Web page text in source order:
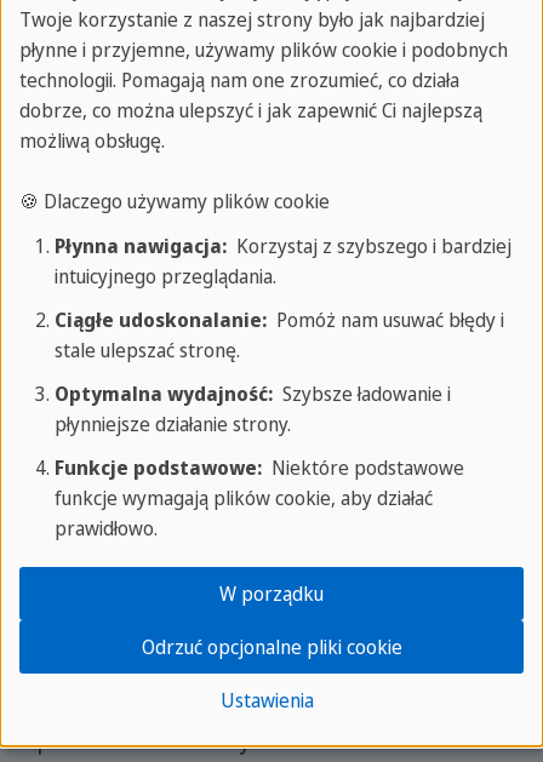
Londyn
Brighton
Barcelona
Frankfurt
Zasoby
Magazyn
Przewodniki turystyczne
Przewodniki edukacyjne
Testy online
Katalogi
Popularne wśród młodzieży
Obozy językowe za granicą
Obozy językowe na Malcie
Obozy językowe w Wielkiej Brytanii
Obozy językowe w Londynie
Obozy językowe w Hiszpanii
Popularne wśród dorosłych
Twoje korzystanie z naszej strony było jak najbardziej
płynne i przyjemne, używamy plików cookie i podobnych
technologii. Pomagają nam one zrozumieć, co działa
dobrze, co można ulepszyć i jak zapewnić Ci najlepszą
możliwą obsługę.
🍪 Dlaczego używamy plików cookie
Płynna nawigacja:Korzystaj z szybszego i bardziej
intuicyjnego przeglądania.
Ciągłe udoskonalanie:Pomóż nam usuwać błędy i
stale ulepszać stronę.
Optymalna wydajność:Szybsze ładowanie i
płynniejsze działanie strony.
Funkcje podstawowe:Niektóre podstawowe
funkcje wymagają plików cookie, aby działać
prawidłowo.
Ustawienia
Odrzuć opcjonalne pliki cookie
W porządku